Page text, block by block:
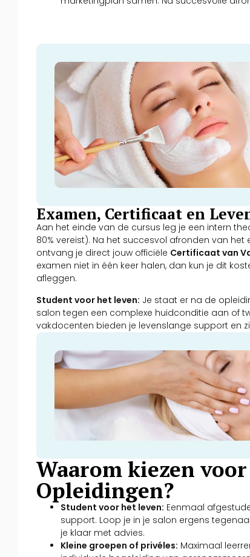
Examen, Certificaat en
Aan het einde van de cursus leg je een intern
80% vereist). Na het succesvol afronden van
ontvang je direct jouw officiële Certificaat van
examen niet in één keer halen, dan kun je dit
afleggen.
Student voor het leven: Je staat er na de
salon tegen een complexe huidconditie aan of
vakdocenten bieden je levenslange support en
Waarom kiezen
Opleidingen?
Student voor het leven: Eenmaal
support. Loop je in je salon ergens
je klaar met advies.
Kleine groepen of privéles: Maximaal